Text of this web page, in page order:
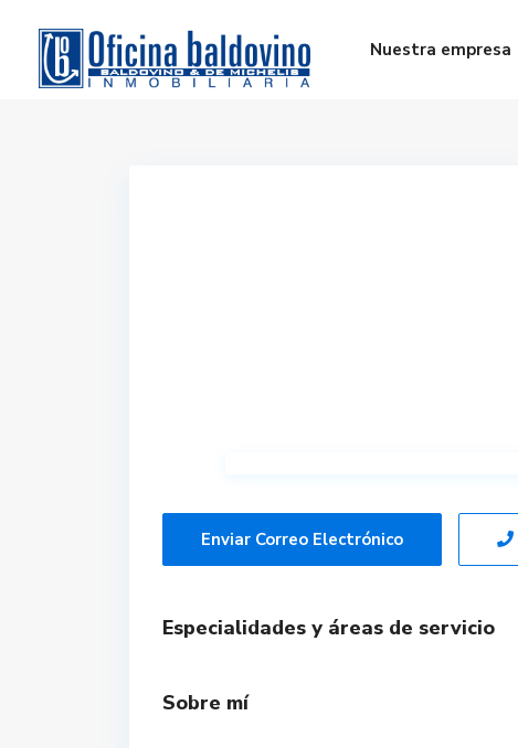
Nuestra empresa
Enviar Correo Electrónico
Especialidades y áreas de servicio
Sobre mí